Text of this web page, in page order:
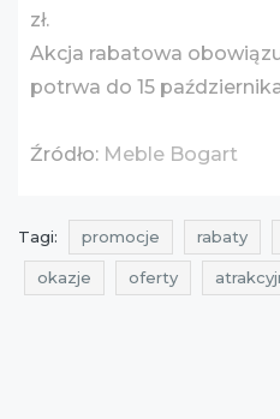
zł.
Akcja rabatowa
potrwa do 15
Źródło: Meble Bogart
Tagi: promocje rabaty
okazje oferty